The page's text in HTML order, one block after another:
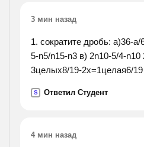
3 мин назад
1. сократите дробь: а)36-
5-n5/n15-n3 в) 2n10-5/4-
3целых8/19-2х=1целая6/19
S Ответил Студент
4 мин назад